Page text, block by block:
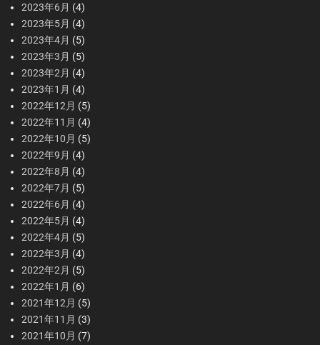
2023年6月 (4)
2023年5月 (4)
2023年4月 (5)
2023年3月 (5)
2023年2月 (4)
2023年1月 (4)
2022年12月 (5)
2022年11月 (4)
2022年10月 (5)
2022年9月 (4)
2022年8月 (4)
2022年7月 (5)
2022年6月 (4)
2022年5月 (4)
2022年4月 (5)
2022年3月 (4)
2022年2月 (5)
2022年1月 (6)
2021年12月 (5)
2021年11月 (3)
2021年10月 (7)